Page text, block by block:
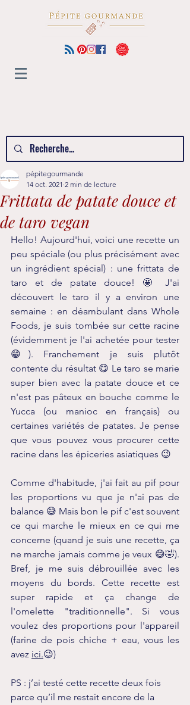
Frittata de patate douce et
de taro vegan
pépitegourmande
14 oct. 2021 2 min de lecture
Hello! Aujourd'hui, voici une recette un
peu spéciale (ou plus précisément avec
un ingrédient spécial) : une frittata de
taro et de patate douce! 🤩 J'ai
découvert le taro il y a environ une
semaine : en déambulant dans Whole
Foods, je suis tombée sur cette racine
(évidemment je l'ai achetée pour tester
😁). Franchement je suis plutôt
contente du résultat 😋 Le taro se marie
super bien avec la patate douce et ce
n'est pas pâteux en bouche comme le
Yucca (ou manioc en français) ou
certaines variétés de patates. Je pense
que vous pouvez vous procurer cette
racine dans les épiceries asiatiques 😉
Comme d'habitude, j'ai fait au pif pour
les proportions vu que je n'ai pas de
balance 😅 Mais bon le pif c'est souvent
ce qui marche le mieux en ce qui me
concerne (quand je suis une recette, ça
ne marche jamais comme je veux 😅🤣).
Bref, je me suis débrouillée avec les
moyens du bords. Cette recette est
super rapide et ça change de
l'omelette "traditionnelle". Si vous
voulez des proportions pour l'appareil
(farine de pois chiche + eau, vous les
avez ici.😉)
PS : j’ai testé cette recette deux fois
parce qu’il me restait encore de la